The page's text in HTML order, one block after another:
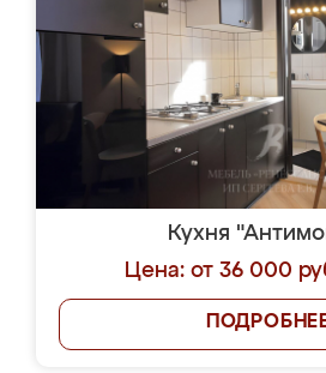
Кухня
Цена: от 36 000